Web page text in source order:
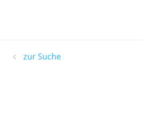
zur Suche